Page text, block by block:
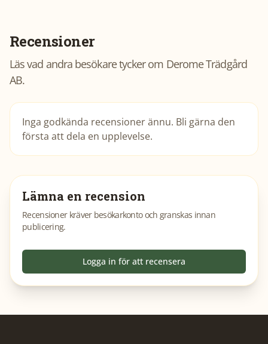
Recensioner
Läs vad andra besökare tycker om Derome Trädgård
AB.
Inga godkända recensioner ännu. Bli gärna den
första att dela en upplevelse.
Lämna en recension
Recensioner kräver besökarkonto och granskas innan
publicering.
Logga in för att recensera